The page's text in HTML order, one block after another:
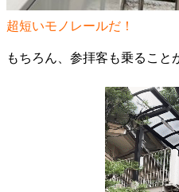
超短いモノレールだ！
もちろん、参拝客も乗ること